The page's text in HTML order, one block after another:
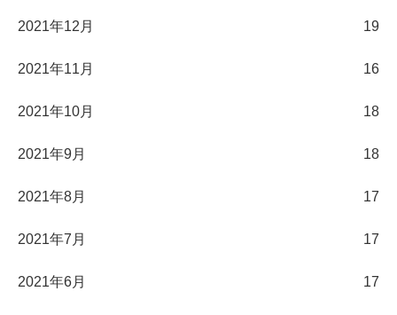
2021年12月 19
2021年11月 16
2021年10月 18
2021年9月 18
2021年8月 17
2021年7月 17
2021年6月 17